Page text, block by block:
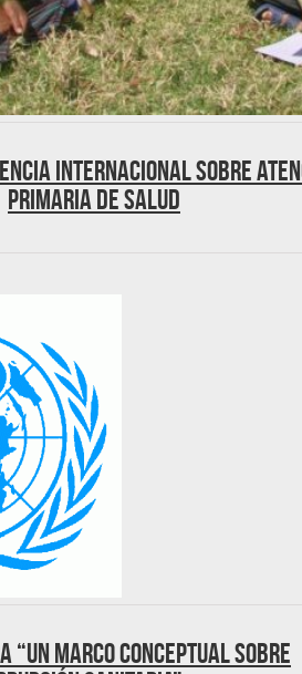
Internacional sobre
Primaria de Salud
“un marco conceptual sobre